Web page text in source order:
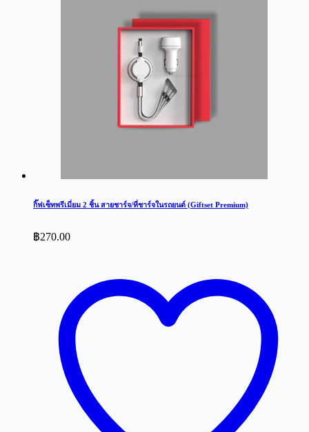
กิ๊ฟเซ็ทพรีเมี่ยม 2 ชิ้น สายชาร์จ/ที่ชาร์จในรถยนต์ (Giftset Premium)
฿270.00